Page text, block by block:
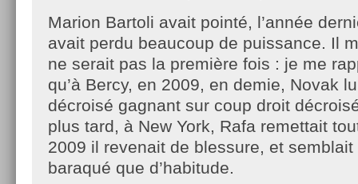
Marion Bartoli avait pointé, l’année
avait perdu beaucoup de puissance. Il
ne serait pas la première fois : je me
qu’à Bercy, en 2009, en demie, Novak
décroisé gagnant sur coup droit
plus tard, à New York, Rafa remettait
2009 il revenait de blessure, et
baraqué que d’habitude.